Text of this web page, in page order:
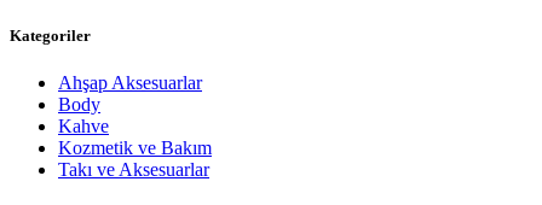
Kategoriler
Ahşap Aksesuarlar
Body
Kahve
Kozmetik ve Bakım
Takı ve Aksesuarlar